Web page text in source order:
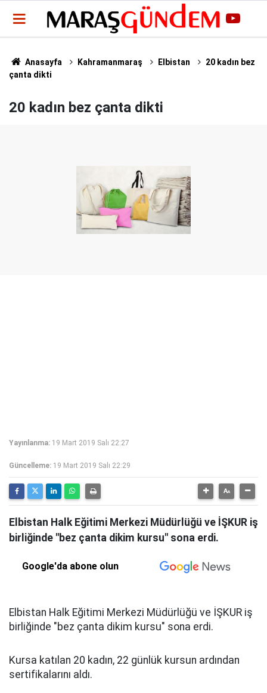
Anasayfa Kahramanmaraş Elbistan
20 kadın bez
çanta dikti
20 kadın bez çanta dikti
Yayınlanma: 19 Mart 2019 Salı 22:27
Güncelleme: 19 Mart 2019 Salı 22:29
Elbistan Halk Eğitimi Merkezi Müdürlüğü ve İŞKUR iş
birliğinde "bez çanta dikim kursu" sona erdi.
Google'da abone olun
Elbistan Halk Eğitimi Merkezi Müdürlüğü ve İŞKUR iş
birliğinde "bez çanta dikim kursu" sona erdi.
Kursa katılan 20 kadın, 22 günlük kursun ardından
sertifikalarını aldı.